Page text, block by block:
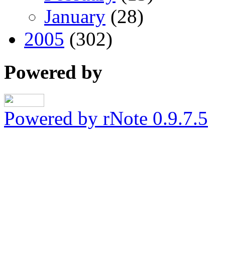
January (28)
2005 (302)
Powered by
Powered by rNote 0.9.7.5